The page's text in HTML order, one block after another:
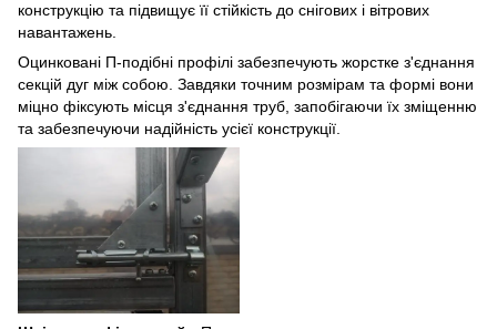
конструкцію та підвищує її стійкість до снігових і вітрових
навантажень.
Оцинковані П-подібні профілі забезпечують жорстке з'єднання
секцій дуг між собою. Завдяки точним розмірам та формі вони
міцно фіксують місця з'єднання труб, запобігаючи їх зміщенню
та забезпечуючи надійність усієї конструкції.